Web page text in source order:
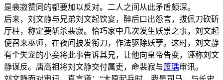
是裴寂赞同的都要加以反对。二人之间从此矛盾颇深。
后来，刘文静与兄弟刘文起饮宴，醉后口出怨言，拔佩刀砍斫
厅柱，称定要斩杀裴寂。恰巧家中几次发生妖祟之事，刘文起
便召来巫师，在夜间披发衔刀，作法驱除妖孽。这时，刘文静
有个失宠的小妾将此事告诉其兄，让他向皇帝告变，诬称刘文
静谋反。唐高祖将刘文静交付属吏，命裴寂与萧瑀审讯。